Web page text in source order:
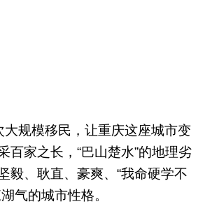
大规模移民，让重庆这座城市变
百家之长，“巴山楚水”的地理劣
毅、耿直、豪爽、“我命硬学不
气的城市性格。